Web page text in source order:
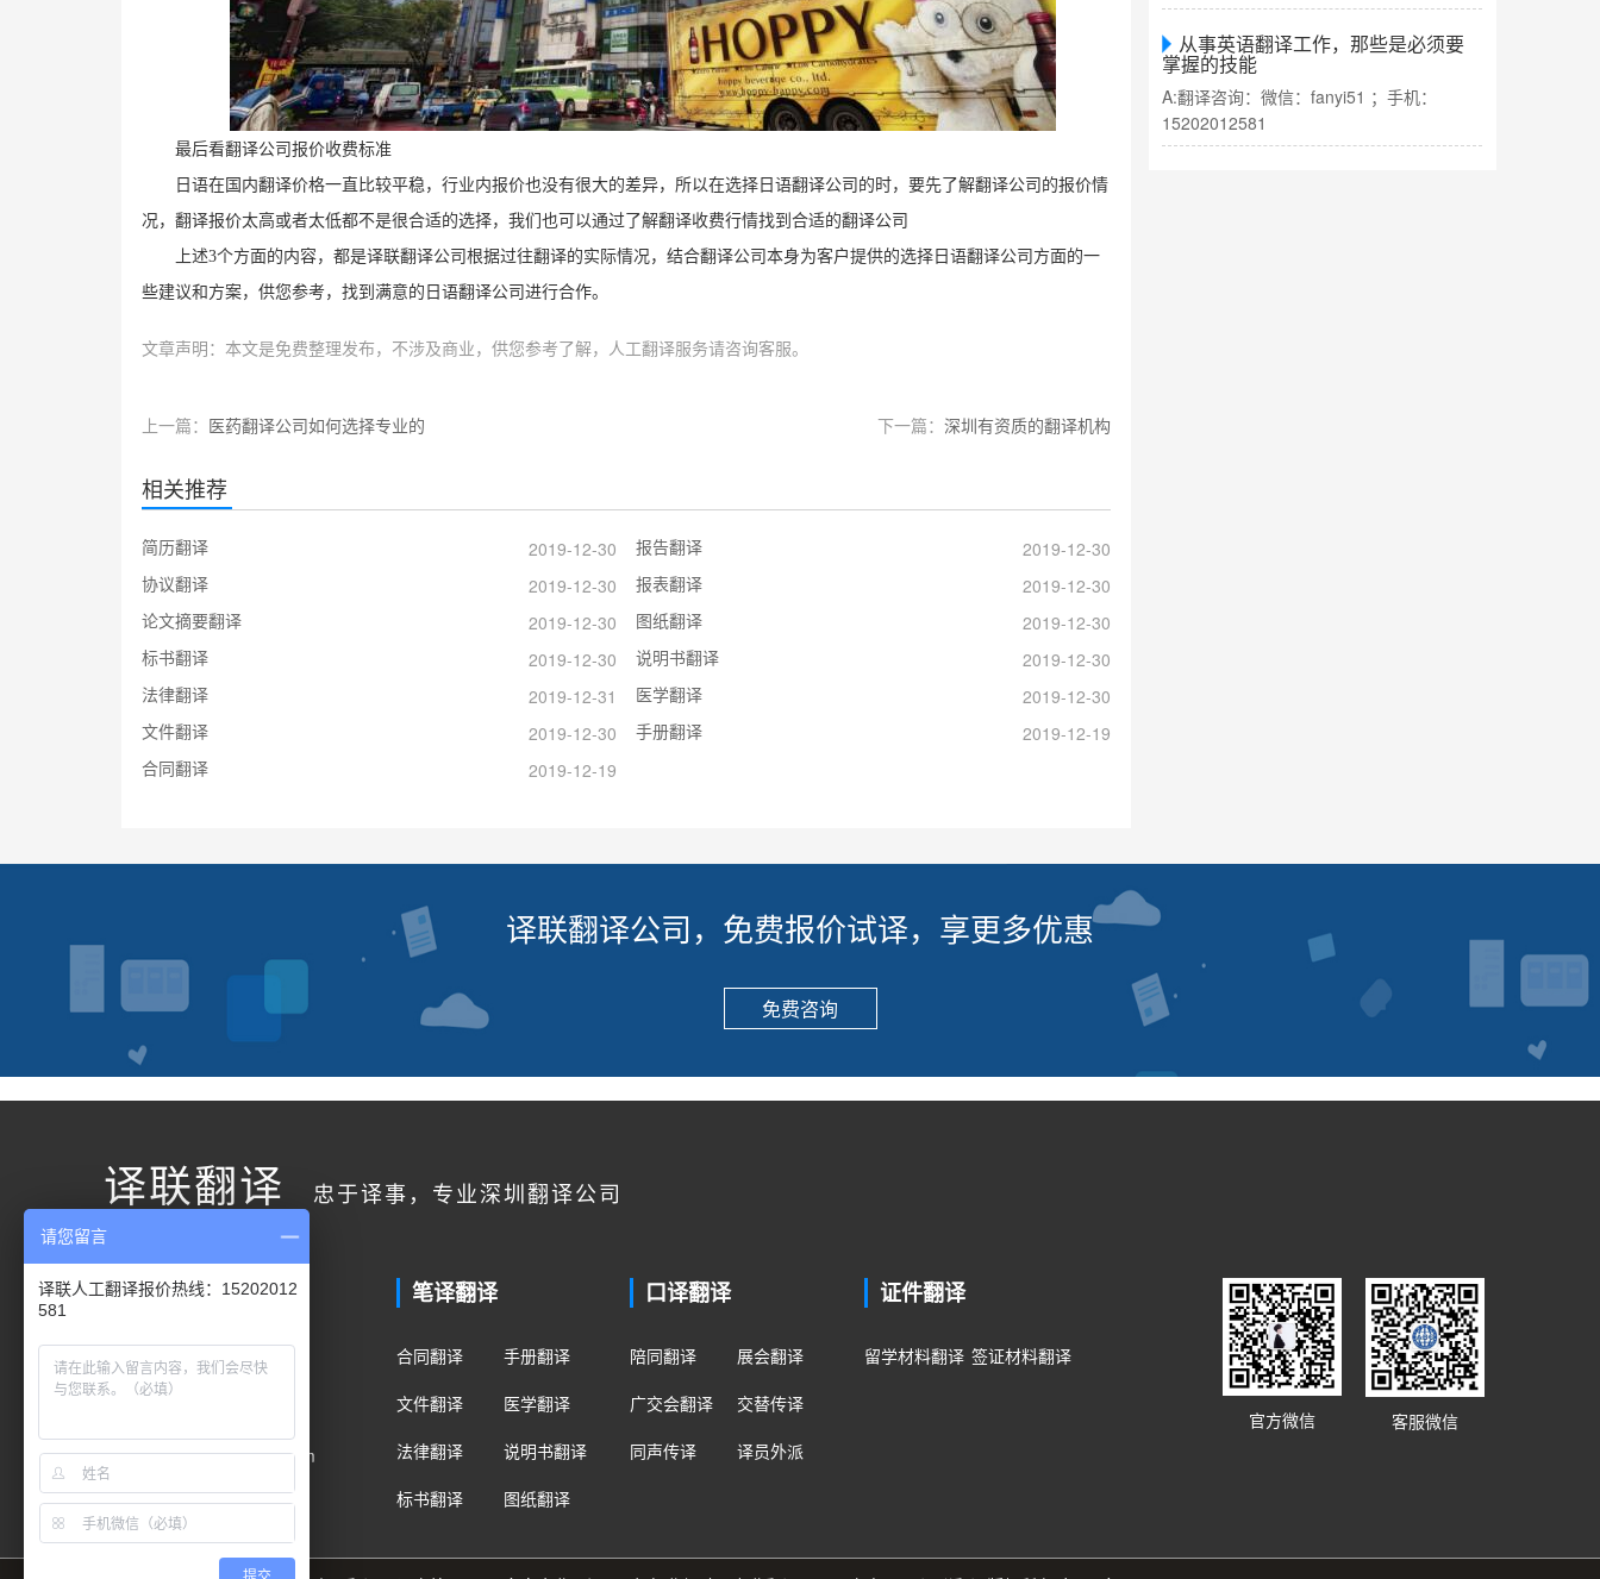
最后看翻译公司报价收费标准
日语在国内翻译价格一直比较平稳，行业内报价也没有很大的差异，所以在选择日语翻译公司的时，要先了解翻译公司的报价情
况，翻译报价太高或者太低都不是很合适的选择，我们也可以通过了解翻译收费行情找到合适的翻译公司
上述3个方面的内容，都是译联翻译公司根据过往翻译的实际情况，结合翻译公司本身为客户提供的选择日语翻译公司方面的一
些建议和方案，供您参考，找到满意的日语翻译公司进行合作。
文章声明：本文是免费整理发布，不涉及商业，供您参考了解，人工翻译服务请咨询客服。
上一篇： 医药翻译公司如何选择专业的 下一篇： 深圳有资质的翻译机构
相关推荐
简历翻译 2019-12-30 报告翻译
2019-12-30
协议翻译
2019-12-30 报表翻译
2019-12-30
论文摘要翻译
2019-12-30 图纸翻译
2019-12-30
标书翻译
2019-12-30 说明书翻译
2019-12-30
法律翻译
2019-12-31 医学翻译
2019-12-30
文件翻译
2019-12-30 手册翻译
2019-12-19
合同翻译
2019-12-19
从事英语翻译工作，那些是必须要
掌握的技能
A:翻译咨询：微信：fanyi51 ；手机：
15202012581
译联翻译公司，免费报价试译，享更多优惠
免费咨询
译联翻译 忠于译事，专业深圳翻译公司
联系我们
客户服务
400电话：400-178-1661
Email：fanyi@translian.com
笔译翻译
合同翻译
手册翻译
文件翻译
医学翻译
法律翻译
说明书翻译
标书翻译
图纸翻译
口译翻译
陪同翻译
展会翻译
广交会翻译
交替传译
同声传译
译员外派
证件翻译
留学材料翻译 签证材料翻译
客服微信
官方微信
请您留言
译联人工翻译报价热线：15202012
581